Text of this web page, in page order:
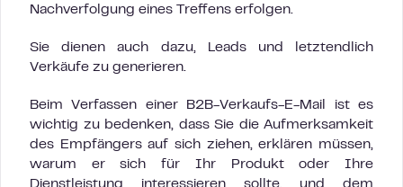
Nachverfolgung eines Treffens erfolgen.
Sie dienen auch dazu, Leads und letztendlich
Verkäufe zu generieren.
Beim Verfassen einer B2B-Verkaufs-E-Mail ist es
wichtig zu bedenken, dass Sie die Aufmerksamkeit
des Empfängers auf sich ziehen, erklären müssen,
warum er sich für Ihr Produkt oder Ihre
Dienstleistung interessieren sollte, und dem